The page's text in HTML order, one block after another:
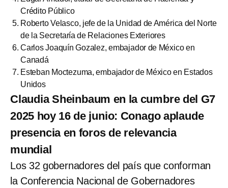
Crédito Público
Roberto Velasco, jefe de la Unidad de América del Norte
de la Secretaría de Relaciones Exteriores
Carlos Joaquín Gozalez, embajador de México en
Canadá
Esteban Moctezuma, embajador de México en Estados
Unidos
Claudia Sheinbaum en la cumbre del G7
2025 hoy 16 de junio: Conago aplaude
presencia en foros de relevancia
mundial
Los 32 gobernadores del país que conforman
la Conferencia Nacional de Gobernadores